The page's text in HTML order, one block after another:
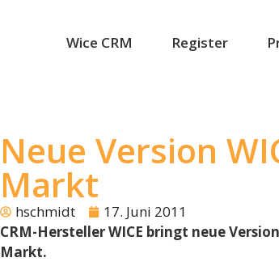
Wice CRM Register
Neue Version
Markt
hschmidt
17. Juni 2011
CRM-Hersteller WICE bringt neue
Markt.